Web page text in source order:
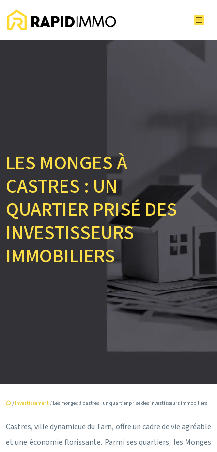
LES MONGES À
CASTRES : UN
QUARTIER PRISÉ DES
INVESTISSEURS
IMMOBILIERS
/ Investissement/ Les monges à castres : un quartier prisé des investisseurs immobiliers
Castres, ville dynamique du Tarn, offre un cadre de vie agréable
et une économie florissante. Parmi ses quartiers, les Monges